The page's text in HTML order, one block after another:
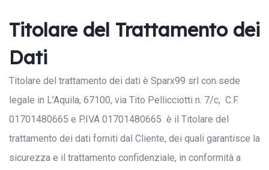
Titolare del Trattamento dei
Dati
Titolare del trattamento dei dati è Sparx99 srl con sede
legale in L’Aquila, 67100, via Tito Pellicciotti n. 7/c, C.F.
01701480665 e P.IVA 01701480665 è il Titolare del
trattamento dei dati forniti dal Cliente, dei quali garantisce la
sicurezza e il trattamento confidenziale, in conformità a